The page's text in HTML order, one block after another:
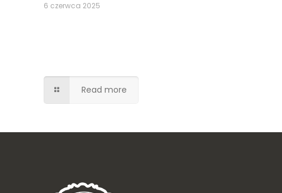
6 czerwca 2025
Read more